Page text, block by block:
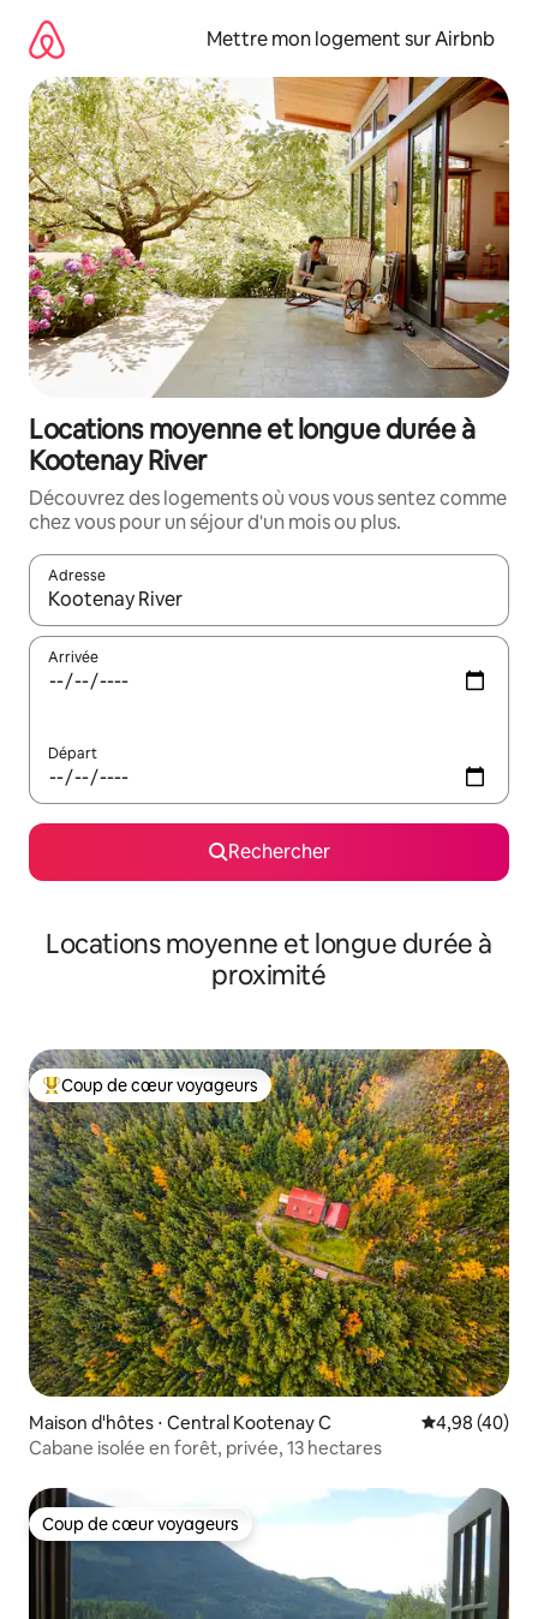
directement
contenu
Mettre mon logement sur Airbnb
Locations moyenne et longue durée à
Kootenay River
Découvrez des logements où vous vous sentez comme
chez vous pour un séjour d'un mois ou plus.
Adresse
Lorsque les résultats s'affichent, utilisez les flèches vers le
Arrivée
Départ
Rechercher
Locations moyenne et longue durée à
proximité
Coups de cœur voyageurs les plus appréciés
Coup de cœur voyageurs
Maison d'hôtes ⋅ Central Kootenay C Évaluation
4,98 (40)
Cabane isolée en forêt, privée, 13 hectares
Coup de cœur voyageurs
Coup de cœur voyageurs